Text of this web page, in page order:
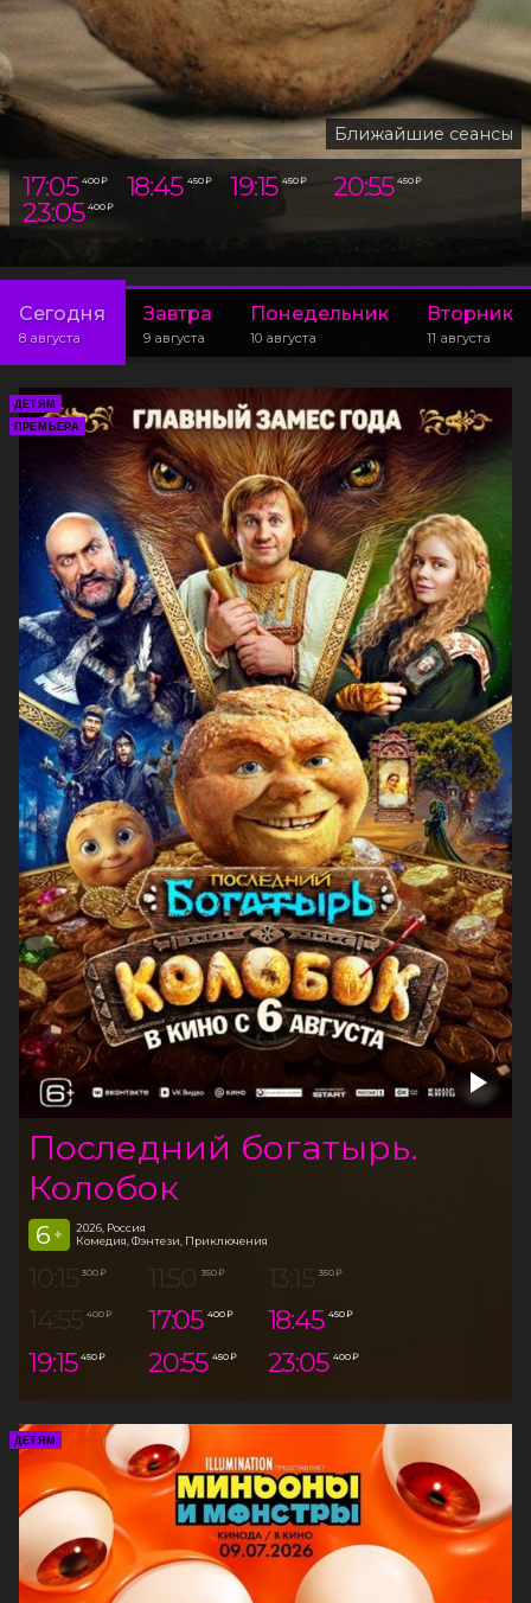
Ближайшие сеансы
17:05 400 ₽ 18:45 450 ₽ 19:15 450 ₽ 20:55 450 ₽
23:05 400 ₽
Сегодня
8 августа
Завтра
9 августа
Понедельник
10 августа
Вторник
11 августа
ДЕТЯМ
ПРЕМЬЕРА
Последний богатырь.
Колобок
6 +
2026, Россия
Комедия, Фэнтези, Приключения
10:15 300 ₽ 11:50 350 ₽ 13:15 350 ₽
14:55 400 ₽ 17:05 400 ₽ 18:45 450 ₽
19:15 450 ₽ 20:55 450 ₽ 23:05 400 ₽
ДЕТЯМ